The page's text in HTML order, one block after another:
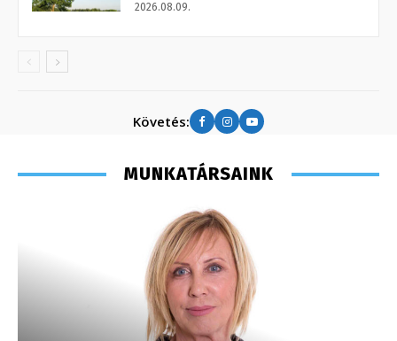
2026.08.09.
Követés:
MUNKATÁRSAINK